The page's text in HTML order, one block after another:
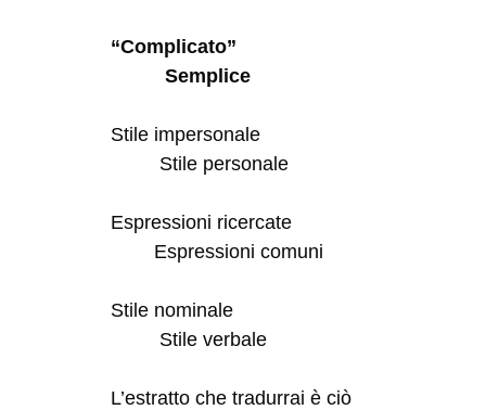
“Complicato”
Semplice
Stile impersonale
Stile personale
Espressioni ricercate
Espressioni comuni
Stile nominale
Stile verbale
L’estratto che tradurrai è ciò